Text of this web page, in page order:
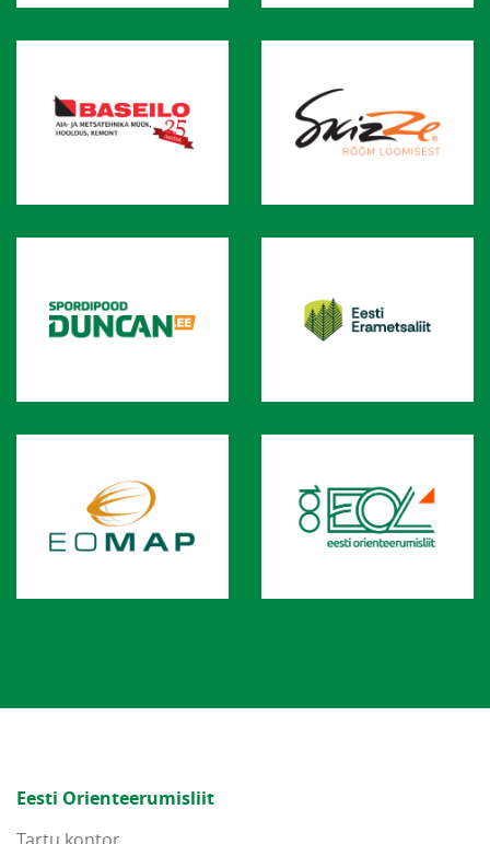
Eesti Orienteerumisliit